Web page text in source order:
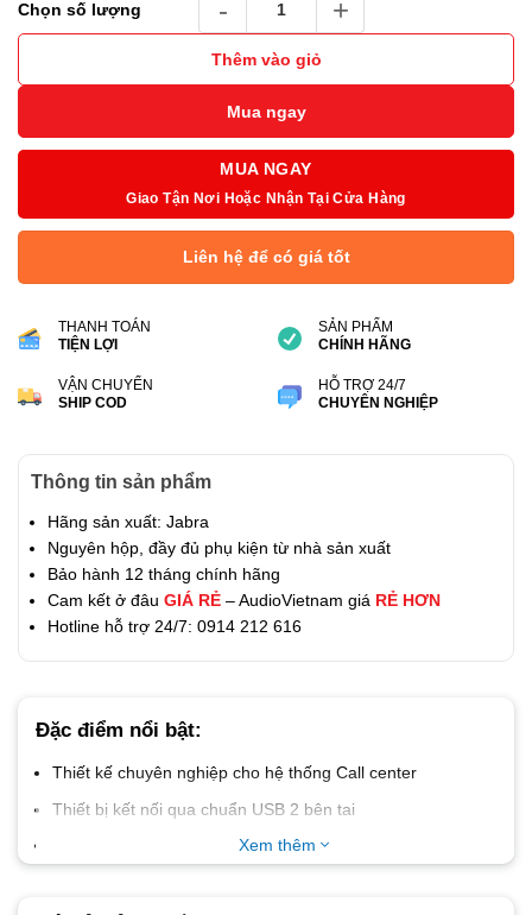
Chọn số lượng
Thêm vào giỏ
Mua ngay
MUA NGAY
Giao Tận Nơi Hoặc Nhận Tại Cửa Hàng
Liên hệ để có giá tốt
THANH TOÁN
TIỆN LỢI
SẢN PHẨM
CHÍNH HÃNG
VẬN CHUYỂN
SHIP COD
HỖ TRỢ 24/7
CHUYÊN NGHIỆP
Thông tin sản phẩm
Hãng sản xuất: Jabra
Nguyên hộp, đầy đủ phụ kiện từ nhà sản xuất
Bảo hành 12 tháng chính hãng
Cam kết ở đâu GIÁ RẺ – AudioVietnam giá RẺ HƠN
Hotline hỗ trợ 24/7: 0914 212 616
Đặc điểm nổi bật:
Thiết kế chuyên nghiệp cho hệ thống Call center
Thiết bị kết nối qua chuẩn USB 2 bên tai
Tai nghe Jabra BIZ 1100 Duo QD được hãng Jabra thiết kế
đáp ứng nhu cầu sử dụng cho các tổng đài viên, trung tâm
Xem thêm